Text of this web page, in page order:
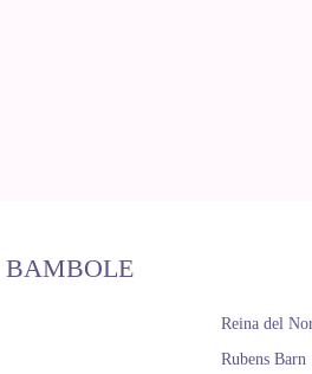
BAMBOLE
Reina del
Rubens Barn